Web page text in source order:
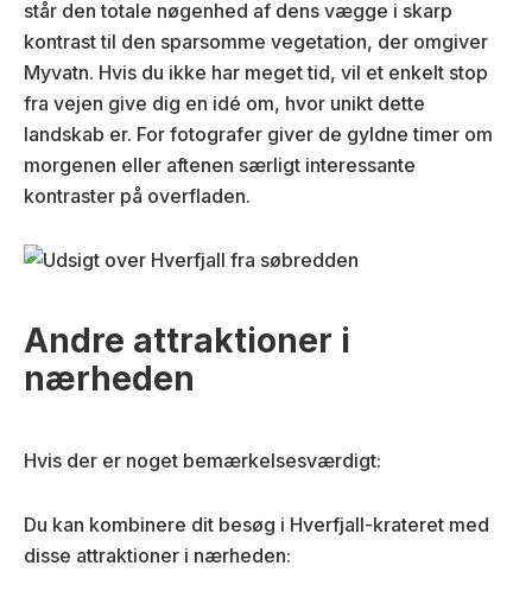
står den totale nøgenhed af dens vægge i skarp
kontrast til den sparsomme vegetation, der omgiver
Myvatn. Hvis du ikke har meget tid, vil et enkelt stop
fra vejen give dig en idé om, hvor unikt dette
landskab er. For fotografer giver de gyldne timer om
morgenen eller aftenen særligt interessante
kontraster på overfladen.
Andre attraktioner i
nærheden
Hvis der er noget bemærkelsesværdigt:
Du kan kombinere dit besøg i Hverfjall-krateret med
disse attraktioner i nærheden: